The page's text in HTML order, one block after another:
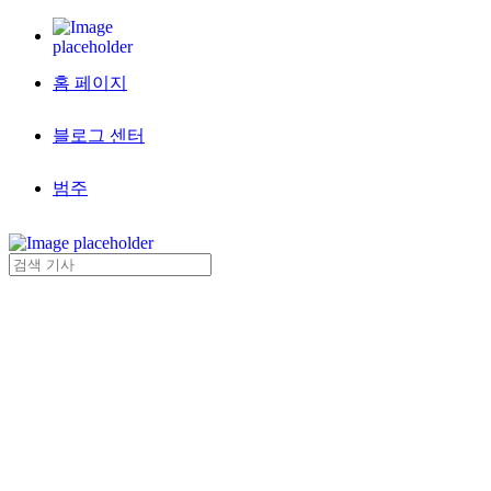
홈 페이지
블로그 센터
범주